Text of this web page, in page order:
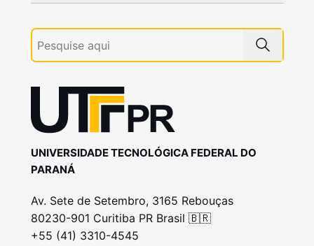
UNIVERSIDADE TECNOLÓGICA FEDERAL DO
PARANÁ
Av. Sete de Setembro, 3165 Rebouças
80230-901 Curitiba PR Brasil 🇧🇷
+55 (41) 3310-4545